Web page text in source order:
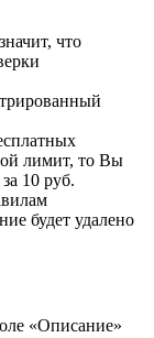
что
лимит, то Вы
10 руб.
будет удалено
«Описание»